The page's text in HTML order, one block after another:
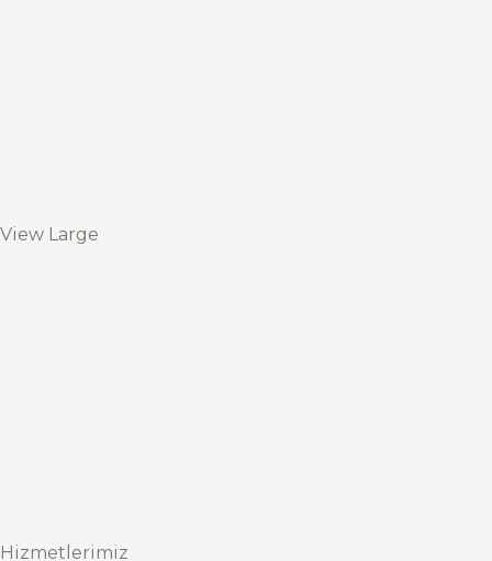
View Large
Hizmetlerimiz